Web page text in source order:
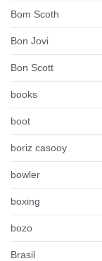
Bom Scoth
Bon Jovi
Bon Scott
books
boot
boriz casooy
bowler
boxing
bozo
Brasil